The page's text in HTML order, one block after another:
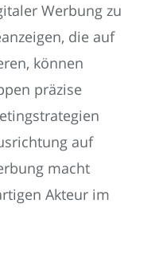
Werbung zu
die auf
können
präzise
auf
macht
Akteur im